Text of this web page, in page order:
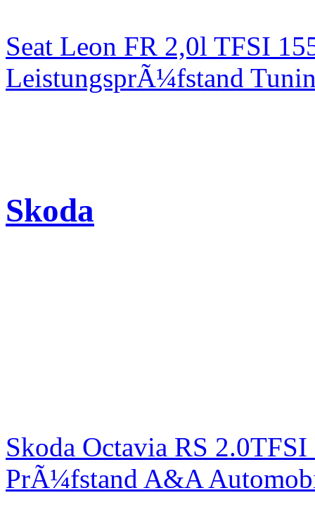
Seat Leon FR 2,0l TFSI
LeistungsprÃ¼fstand
Skoda
Skoda Octavia RS
PrÃ¼fstand A&A